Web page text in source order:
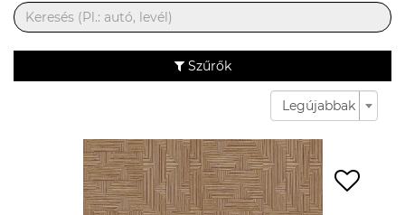
Szűrők
Legújabbak